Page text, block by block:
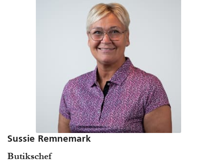
Sussie Remnemark
Butikschef